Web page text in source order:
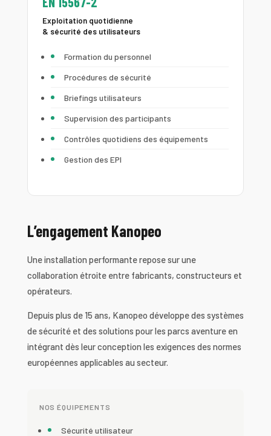
Exploitation quotidienne
& sécurité des utilisateurs
Formation du personnel
Procédures de sécurité
Briefings utilisateurs
Supervision des participants
Contrôles quotidiens des équipements
Gestion des EPI
L’engagement Kanopeo
Une installation performante repose sur une
collaboration étroite entre fabricants, constructeurs et
opérateurs.
Depuis plus de 15 ans, Kanopeo développe des systèmes
de sécurité et des solutions pour les parcs aventure en
intégrant dès leur conception les exigences des normes
européennes applicables au secteur.
NOS ÉQUIPEMENTS
Sécurité utilisateur